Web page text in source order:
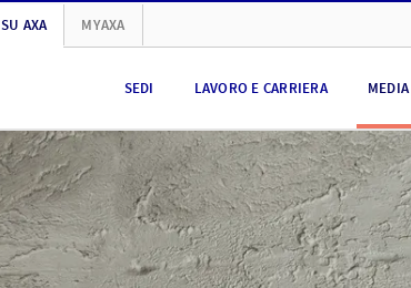
SU AXA MYAXA
SEDI LAVORO E CARRIERA MEDIA